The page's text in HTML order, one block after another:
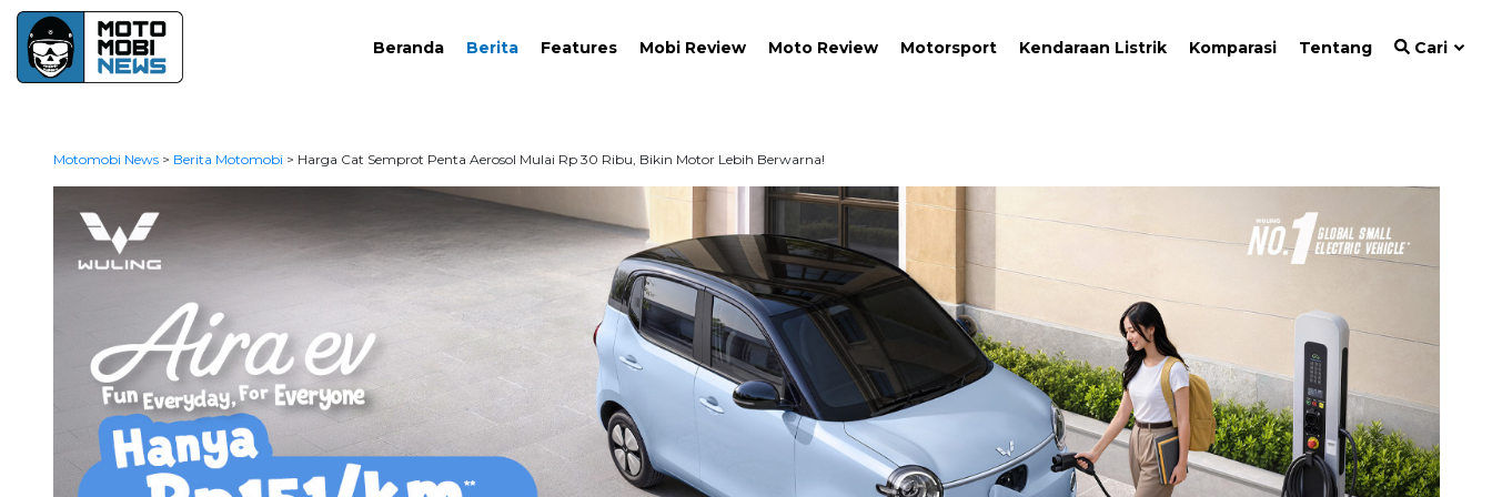
Beranda Berita Features Mobi Review Moto Review Motorsport Kendaraan Listrik Komparasi Tentang Cari
Motomobi News> Berita Motomobi > Harga Cat Semprot Penta Aerosol Mulai Rp 30 Ribu, Bikin Motor Lebih Berwarna!